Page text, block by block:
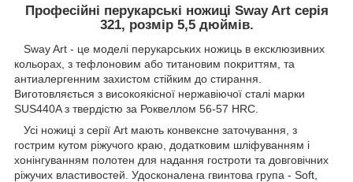
Професійні перукарські ножиці Sway Art серія
321, розмір 5,5 дюймів.
Sway Art - це моделі перукарських ножиць в ексклюзивних
кольорах, з тефлоновим або титановим покриттям, та
антиалергенним захистом стійким до стирання.
Виготовляється з високоякісної нержавіючої сталі марки
SUS440A з твердістю за Роквеллом 56-57 HRC.
Усі ножиці з серії Art мають конвексне заточування, з
гострим кутом ріжучого краю, додатковим шліфуванням і
хонінгуванням полотен для надання гостроти та довговічних
ріжучих властивостей. Удосконалена гвинтова група - Soft,